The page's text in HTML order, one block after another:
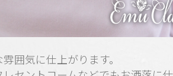
囲気に仕上がります。